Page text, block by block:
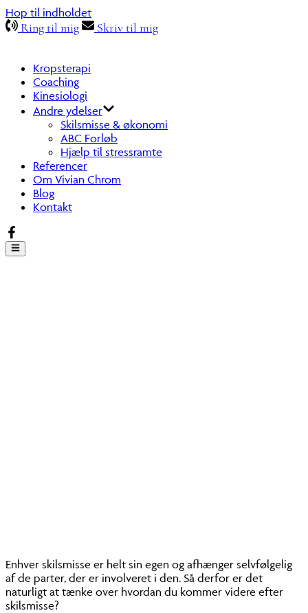
Hop til indholdet
Ring til mig Skriv til mig
Kropsterapi
Coaching
Kinesiologi
Andre ydelser
Skilsmisse & økonomi
ABC Forløb
Hjælp til stressramte
Referencer
Om Vivian Chrom
Blog
Kontakt
Enhver skilsmisse er helt sin egen og afhænger selvfølgelig
af de parter, der er involveret i den. Så derfor er det
naturligt at tænke over hvordan du kommer videre efter
skilsmisse?